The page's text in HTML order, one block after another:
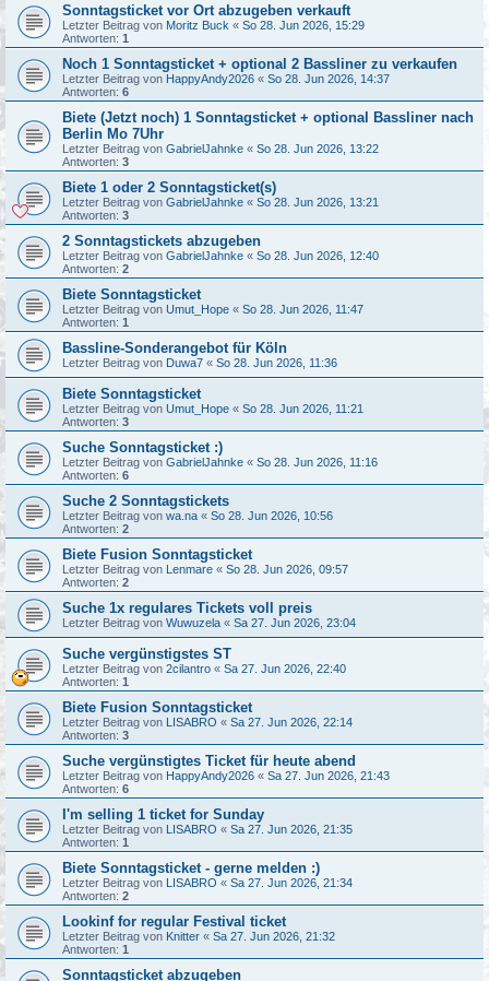
Sonntagsticket vor Ort abzugeben verkauft
Letzter Beitrag von Moritz Buck « So 28. Jun 2026, 15:29
Antworten: 1
Noch 1 Sonntagsticket + optional 2 Bassliner zu verkaufen
Letzter Beitrag von HappyAndy2026 « So 28. Jun 2026, 14:37
Antworten: 6
Biete (Jetzt noch) 1 Sonntagsticket + optional Bassliner nach
Berlin Mo 7Uhr
Letzter Beitrag von GabrielJahnke « So 28. Jun 2026, 13:22
Antworten: 3
Biete 1 oder 2 Sonntagsticket(s)
Letzter Beitrag von GabrielJahnke « So 28. Jun 2026, 13:21
Antworten: 3
2 Sonntagstickets abzugeben
Letzter Beitrag von GabrielJahnke « So 28. Jun 2026, 12:40
Antworten: 2
Biete Sonntagsticket
Letzter Beitrag von Umut_Hope « So 28. Jun 2026, 11:47
Antworten: 1
Bassline-Sonderangebot für Köln
Letzter Beitrag von Duwa7 « So 28. Jun 2026, 11:36
Biete Sonntagsticket
Letzter Beitrag von Umut_Hope « So 28. Jun 2026, 11:21
Antworten: 3
Suche Sonntagsticket :)
Letzter Beitrag von GabrielJahnke « So 28. Jun 2026, 11:16
Antworten: 6
Suche 2 Sonntagstickets
Letzter Beitrag von wa.na « So 28. Jun 2026, 10:56
Antworten: 2
Biete Fusion Sonntagsticket
Letzter Beitrag von Lenmare « So 28. Jun 2026, 09:57
Antworten: 2
Suche 1x regulares Tickets voll preis
Letzter Beitrag von Wuwuzela « Sa 27. Jun 2026, 23:04
Suche vergünstigstes ST
Letzter Beitrag von 2cilantro « Sa 27. Jun 2026, 22:40
Antworten: 1
Biete Fusion Sonntagsticket
Letzter Beitrag von LISABRO « Sa 27. Jun 2026, 22:14
Antworten: 3
Suche vergünstigtes Ticket für heute abend
Letzter Beitrag von HappyAndy2026 « Sa 27. Jun 2026, 21:43
Antworten: 6
I'm selling 1 ticket for Sunday
Letzter Beitrag von LISABRO « Sa 27. Jun 2026, 21:35
Antworten: 1
Biete Sonntagsticket - gerne melden :)
Letzter Beitrag von LISABRO « Sa 27. Jun 2026, 21:34
Antworten: 2
Lookinf for regular Festival ticket
Letzter Beitrag von Knitter « Sa 27. Jun 2026, 21:32
Antworten: 1
Sonntagsticket abzugeben